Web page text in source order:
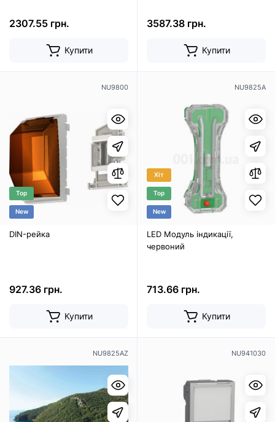
2307.55 грн.
Купити
3587.38 грн.
Купити
NU9800
Top
New
DIN-рейка
927.36 грн.
Купити
NU9825A
Хіт
Top
New
LED Модуль індикації,
червоний
713.66 грн.
Купити
NU9825AZ NU941030